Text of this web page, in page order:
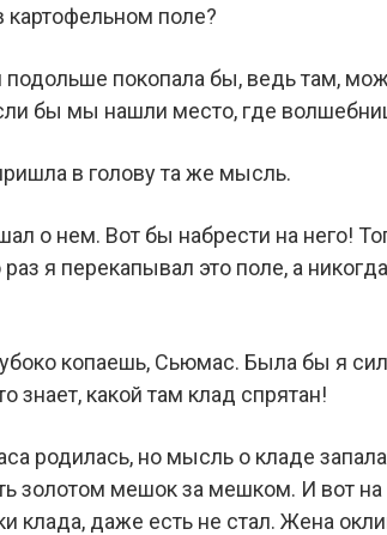
картофельном поле?
покопала бы, ведь там,
бы мы нашли место, где
в голову та же мысль.
о нем. Вот бы набрести на него!
я перекапывал это поле, а
копаешь, Сьюмас. Была бы я
знает, какой там клад спрятан!
родилась, но мысль о кладе
золотом мешок за мешком. И вот
клада, даже есть не стал. Жена